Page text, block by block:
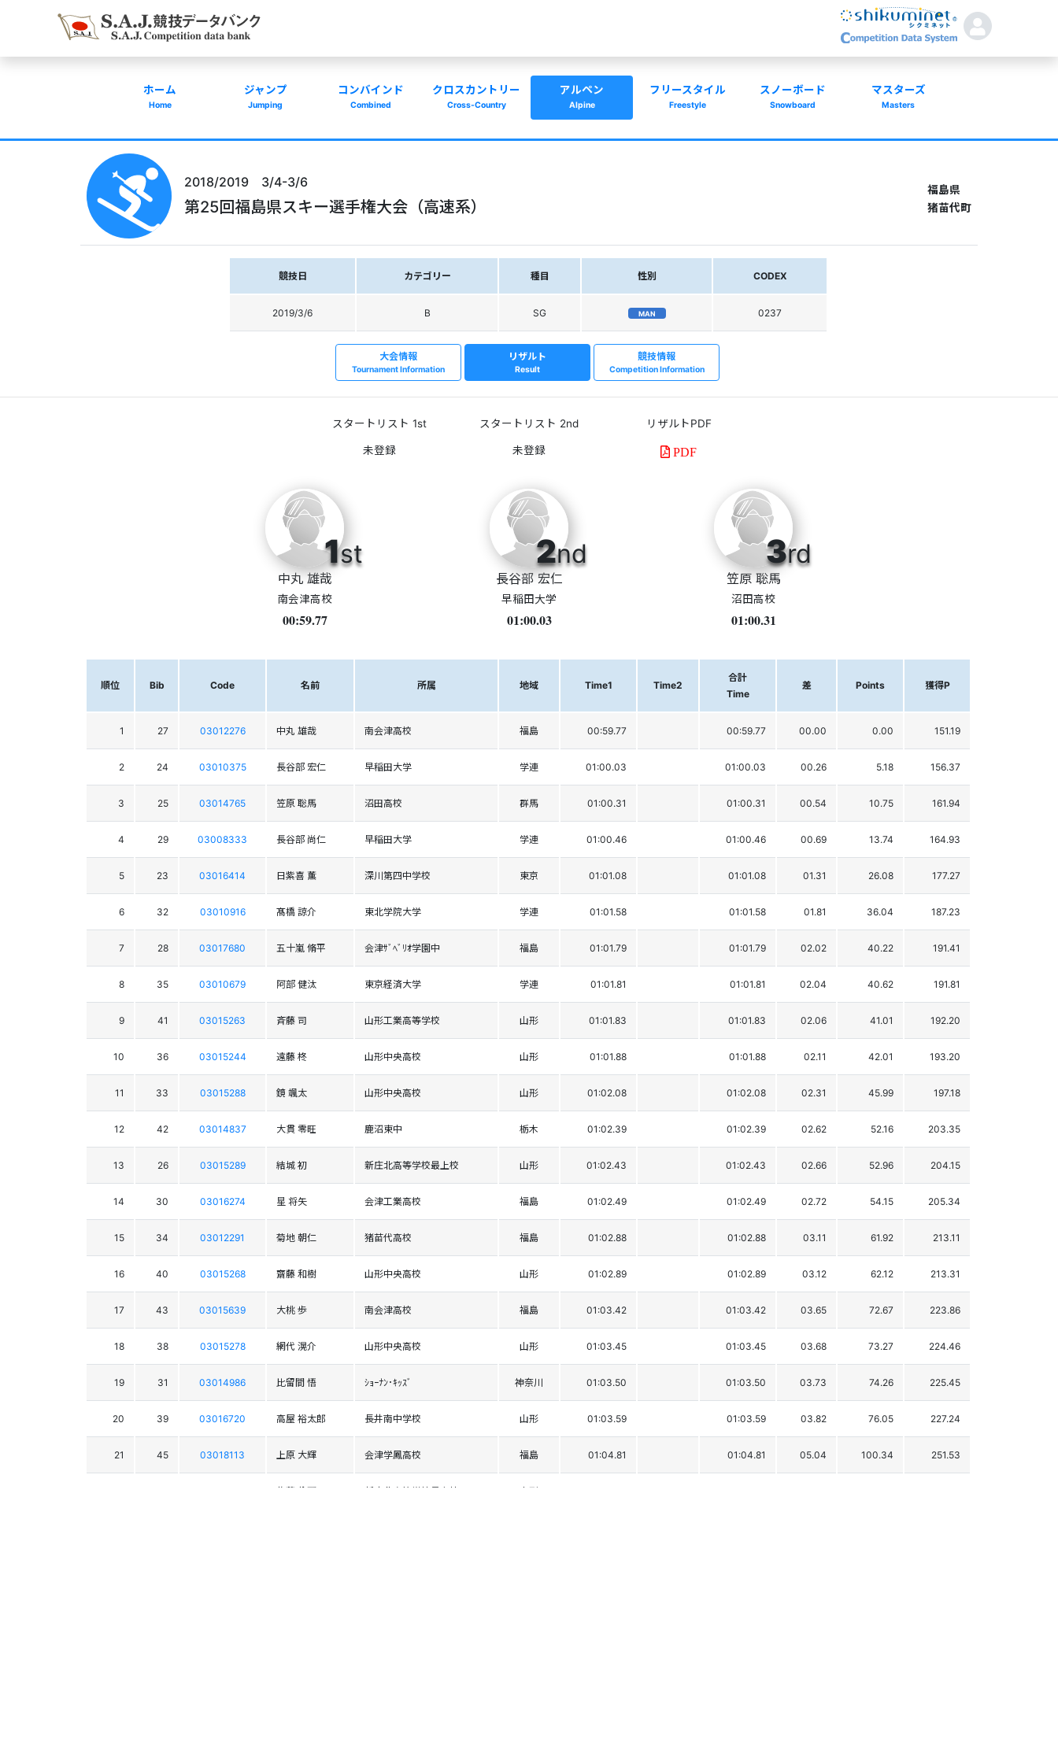
ホーム
Home
ジャンプ
Jumping
コンバインド
Combined
クロスカントリー
Cross-Country
アルペン
Alpine
フリースタイル
Freestyle
スノーボード
Snowboard
マスターズ
Masters
2018/2019 3/4-3/6
第25回福島県スキー選手権大会（高速系）
福島県
猪苗代町
競技日 カテゴリー 種目 性別 CODEX
2019/3/6 B SG MAN 0237
大会情報
Tournament Information
リザルト
Result
競技情報
Competition Information
スタートリスト 1st スタートリスト 2nd リザルトPDF
PDF
1st
中丸 雄哉
南会津高校
00:59.77
2nd
長谷部 宏仁
早稲田大学
01:00.03
3rd
笠原 聡馬
沼田高校
01:00.31
順位 Bib Code 名前 所属 地域 Time1 Time2
合計
Time
差 Points 獲得P
1 27 03012276 中丸 雄哉 南会津高校 福島 00:59.77 00:59.77 00.00 0.00 151.19
2 24 03010375 長谷部 宏仁 早稲田大学 学連 01:00.03 01:00.03 00.26 5.18 156.37
3 25 03014765 笠原 聡馬 沼田高校 群馬 01:00.31 01:00.31 00.54 10.75 161.94
4 29 03008333 長谷部 尚仁 早稲田大学 学連 01:00.46 01:00.46 00.69 13.74 164.93
5 23 03016414 日紫喜 薫 深川第四中学校 東京 01:01.08 01:01.08 01.31 26.08 177.27
6 32 03010916 髙橋 諒介 東北学院大学 学連 01:01.58 01:01.58 01.81 36.04 187.23
7 28 03017680 五十嵐 脩平 会津ｻﾞﾍﾞﾘｵ学園中 福島 01:01.79 01:01.79 02.02 40.22 191.41
8 35 03010679 阿部 健汰 東京経済大学 学連 01:01.81 01:01.81 02.04 40.62 191.81
9 41 03015263 斉藤 司 山形工業高等学校 山形 01:01.83 01:01.83 02.06 41.01 192.20
10 36 03015244 遠藤 柊 山形中央高校 山形 01:01.88 01:01.88 02.11 42.01 193.20
11 33 03015288 鏡 颯太 山形中央高校 山形 01:02.08 01:02.08 02.31 45.99 197.18
12 42 03014837 大貫 零旺 鹿沼東中 栃木 01:02.39 01:02.39 02.62 52.16 203.35
13 26 03015289 結城 初 新庄北高等学校最上校 山形 01:02.43 01:02.43 02.66 52.96 204.15
14 30 03016274 星 将矢 会津工業高校 福島 01:02.49 01:02.49 02.72 54.15 205.34
15 34 03012291 菊地 朝仁 猪苗代高校 福島 01:02.88 01:02.88 03.11 61.92 213.11
16 40 03015268 齋藤 和樹 山形中央高校 山形 01:02.89 01:02.89 03.12 62.12 213.31
17 43 03015639 大桃 歩 南会津高校 福島 01:03.42 01:03.42 03.65 72.67 223.86
18 38 03015278 網代 滉介 山形中央高校 山形 01:03.45 01:03.45 03.68 73.27 224.46
19 31 03014986 比留間 悟 ｼｮｰﾅﾝ･ｷｯｽﾞ 神奈川 01:03.50 01:03.50 03.73 74.26 225.45
20 39 03016720 高屋 裕太郎 長井南中学校 山形 01:03.59 01:03.59 03.82 76.05 227.24
21 45 03018113 上原 大輝 会津学鳳高校 福島 01:04.81 01:04.81 05.04 100.34 251.53
佐藤 伶耶 新庄北高等学校最上校 山形